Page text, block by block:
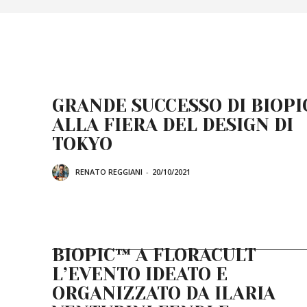
GRANDE SUCCESSO DI
ALLA FIERA DEL DESIGN DI
TOKYO
RENATO REGGIANI - 20/10/2021
BIOPIC™ A FLORACULT
L’EVENTO IDEATO E
ORGANIZZATO DA ILARIA